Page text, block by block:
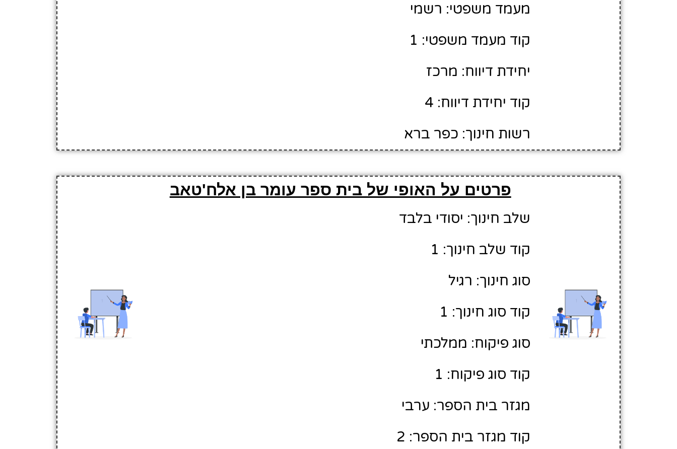
מעמד משפטי: רשמי
קוד מעמד משפטי: 1
יחידת דיווח: מרכז
קוד יחידת דיווח: 4
רשות חינוך: כפר ברא
פרטים על האופי של בית ספר עומר בן אלח'טאב
שלב חינוך: יסודי בלבד
קוד שלב חינוך: 1
סוג חינוך: רגיל
קוד סוג חינוך: 1
סוג פיקוח: ממלכתי
קוד סוג פיקוח: 1
מגזר בית הספר: ערבי
קוד מגזר בית הספר: 2